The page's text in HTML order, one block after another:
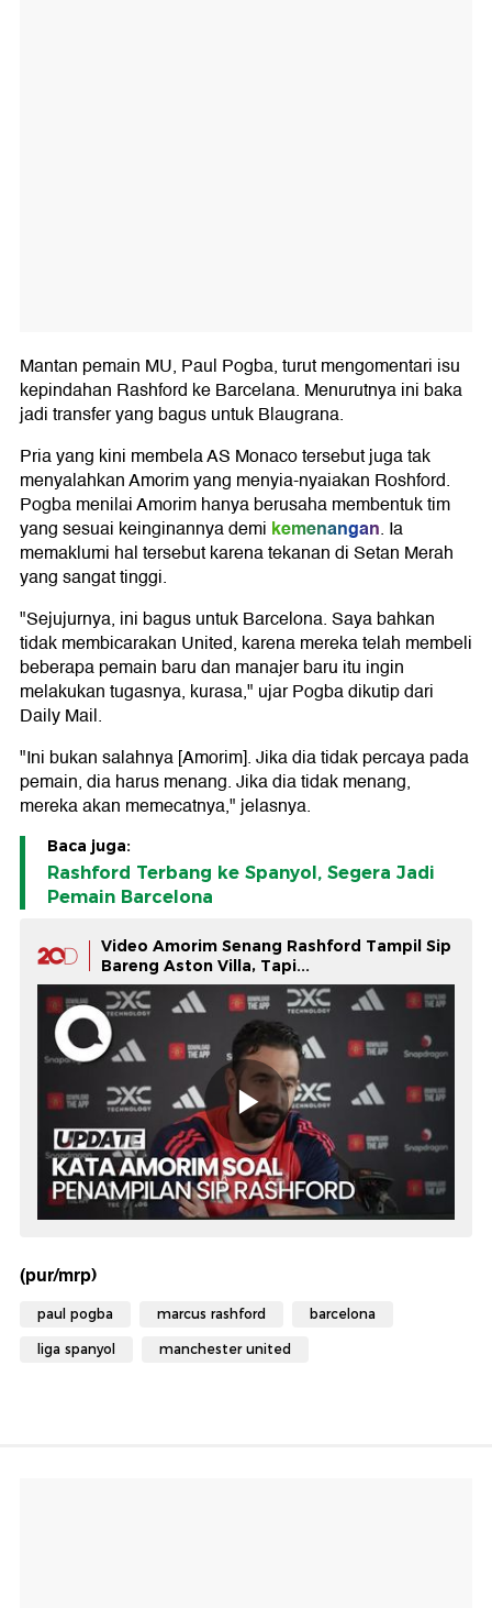
Mantan pemain MU, Paul Pogba, turut mengomentari isu
kepindahan Rashford ke Barcelana. Menurutnya ini baka
jadi transfer yang bagus untuk Blaugrana.
Pria yang kini membela AS Monaco tersebut juga tak
menyalahkan Amorim yang menyia-nyaiakan Roshford.
Pogba menilai Amorim hanya berusaha membentuk tim
yang sesuai keinginannya demi kemenangan. Ia
memaklumi hal tersebut karena tekanan di Setan Merah
yang sangat tinggi.
"Sejujurnya, ini bagus untuk Barcelona. Saya bahkan
tidak membicarakan United, karena mereka telah membeli
beberapa pemain baru dan manajer baru itu ingin
melakukan tugasnya, kurasa," ujar Pogba dikutip dari
Daily Mail.
"Ini bukan salahnya [Amorim]. Jika dia tidak percaya pada
pemain, dia harus menang. Jika dia tidak menang,
mereka akan memecatnya," jelasnya.
Baca juga:
Rashford Terbang ke Spanyol, Segera Jadi
Pemain Barcelona
Video Amorim Senang Rashford Tampil Sip
Bareng Aston Villa, Tapi...
(pur/mrp)
paul pogba marcus rashford barcelona
liga spanyol manchester united